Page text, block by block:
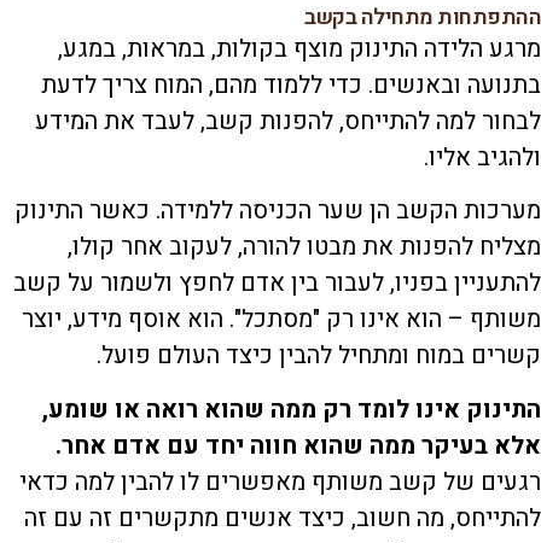
ההתפתחות מתחילה בקשב
מרגע הלידה התינוק מוצף בקולות, במראות, במגע,
בתנועה ובאנשים. כדי ללמוד מהם, המוח צריך לדעת
לבחור למה להתייחס, להפנות קשב, לעבד את המידע
ולהגיב אליו.
מערכות הקשב הן שער הכניסה ללמידה. כאשר התינוק
מצליח להפנות את מבטו להורה, לעקוב אחר קולו,
להתעניין בפניו, לעבור בין אדם לחפץ ולשמור על קשב
משותף – הוא אינו רק "מסתכל". הוא אוסף מידע, יוצר
קשרים במוח ומתחיל להבין כיצד העולם פועל.
התינוק אינו לומד רק ממה שהוא רואה או שומע,
אלא בעיקר ממה שהוא חווה יחד עם אדם אחר.
רגעים של קשב משותף מאפשרים לו להבין למה כדאי
להתייחס, מה חשוב, כיצד אנשים מתקשרים זה עם זה